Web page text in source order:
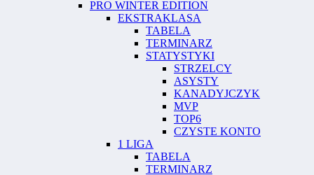
PRO WINTER EDITION
EKSTRAKLASA
TABELA
TERMINARZ
STATYSTYKI
STRZELCY
ASYSTY
KANADYJCZYK
MVP
TOP6
CZYSTE KONTO
1 LIGA
TABELA
TERMINARZ